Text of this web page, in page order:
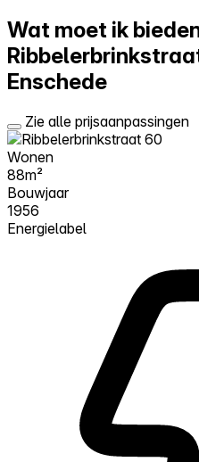
Wat moet ik
Enschede
Zie alle prijsaanpassingen
Wonen
88m²
Bouwjaar
1956
Energielabel